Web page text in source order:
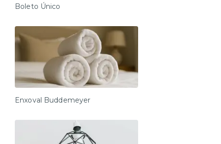
Boleto Único
Enxoval Buddemeyer